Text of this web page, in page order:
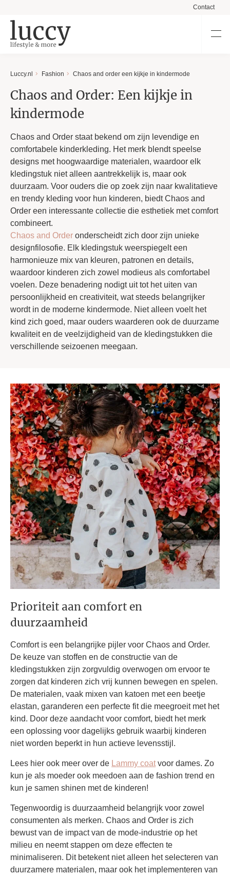
Contact
Luccy.nl Fashion Chaos and order een kijkje in kindermode
Chaos and Order: Een kijkje in
kindermode
Chaos and Order staat bekend om zijn levendige en
comfortabele kinderkleding. Het merk blendt speelse
designs met hoogwaardige materialen, waardoor elk
kledingstuk niet alleen aantrekkelijk is, maar ook
duurzaam. Voor ouders die op zoek zijn naar kwalitatieve
en trendy kleding voor hun kinderen, biedt Chaos and
Order een interessante collectie die esthetiek met comfort
combineert.
Chaos and Order onderscheidt zich door zijn unieke
designfilosofie. Elk kledingstuk weerspiegelt een
harmonieuze mix van kleuren, patronen en details,
waardoor kinderen zich zowel modieus als comfortabel
voelen. Deze benadering nodigt uit tot het uiten van
persoonlijkheid en creativiteit, wat steeds belangrijker
wordt in de moderne kindermode. Niet alleen voelt het
kind zich goed, maar ouders waarderen ook de duurzame
kwaliteit en de veelzijdigheid van de kledingstukken die
verschillende seizoenen meegaan.
Prioriteit aan comfort en
duurzaamheid
Comfort is een belangrijke pijler voor Chaos and Order.
De keuze van stoffen en de constructie van de
kledingstukken zijn zorgvuldig overwogen om ervoor te
zorgen dat kinderen zich vrij kunnen bewegen en spelen.
De materialen, vaak mixen van katoen met een beetje
elastan, garanderen een perfecte fit die meegroeit met het
kind. Door deze aandacht voor comfort, biedt het merk
een oplossing voor dagelijks gebruik waarbij kinderen
niet worden beperkt in hun actieve levensstijl.
Lees hier ook meer over de Lammy coat voor dames. Zo
kun je als moeder ook meedoen aan de fashion trend en
kun je samen shinen met de kinderen!
Tegenwoordig is duurzaamheid belangrijk voor zowel
consumenten als merken. Chaos and Order is zich
bewust van de impact van de mode-industrie op het
milieu en neemt stappen om deze effecten te
minimaliseren. Dit betekent niet alleen het selecteren van
duurzamere materialen, maar ook het implementeren van